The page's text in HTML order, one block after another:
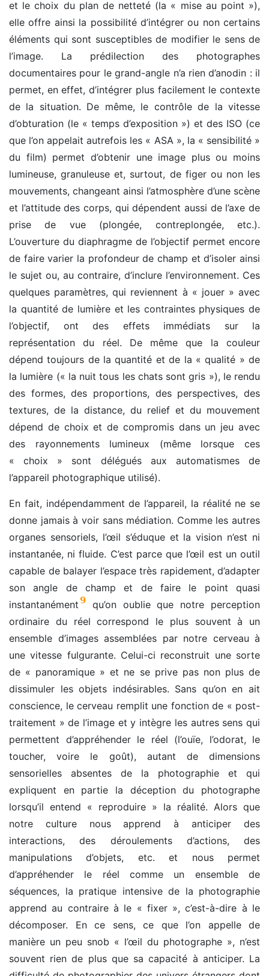
et le choix du plan de netteté (la « mise au point »),
elle offre ainsi la possibilité d’intégrer ou non certains
éléments qui sont susceptibles de modifier le sens de
l’image. La prédilection des photographes
documentaires pour le grand-angle n’a rien d’anodin : il
permet, en effet, d’intégrer plus facilement le contexte
de la situation. De même, le contrôle de la vitesse
d’obturation (le « temps d’exposition ») et des ISO (ce
que l’on appelait autrefois les « ASA », la « sensibilité »
du film) permet d’obtenir une image plus ou moins
lumineuse, granuleuse et, surtout, de figer ou non les
mouvements, changeant ainsi l’atmosphère d’une scène
et l’attitude des corps, qui dépendent aussi de l’axe de
prise de vue (plongée, contreplongée, etc.).
L’ouverture du diaphragme de l’objectif permet encore
de faire varier la profondeur de champ et d’isoler ainsi
le sujet ou, au contraire, d’inclure l’environnement. Ces
quelques paramètres, qui reviennent à « jouer » avec
la quantité de lumière et les contraintes physiques de
l’objectif, ont des effets immédiats sur la
représentation du réel. De même que la couleur
dépend toujours de la quantité et de la « qualité » de
la lumière (« la nuit tous les chats sont gris »), le rendu
des formes, des proportions, des perspectives, des
textures, de la distance, du relief et du mouvement
dépend de choix et de compromis dans un jeu avec
des rayonnements lumineux (même lorsque ces
« choix » sont délégués aux automatismes de
l’appareil photographique utilisé).
En fait, indépendamment de l’appareil, la réalité ne se
donne jamais à voir sans médiation. Comme les autres
organes sensoriels, l’œil s’éduque et la vision n’est ni
instantanée, ni fluide. C’est parce que l’œil est un outil
capable de balayer l’espace très rapidement, d’adapter
son angle de champ et de faire le point quasi
instantanément9 qu’on oublie que notre perception
ordinaire du réel correspond le plus souvent à un
ensemble d’images assemblées par notre cerveau à
une vitesse fulgurante. Celui-ci reconstruit une sorte
de « panoramique » et ne se prive pas non plus de
dissimuler les objets indésirables. Sans qu’on en ait
conscience, le cerveau remplit une fonction de « post-
traitement » de l’image et y intègre les autres sens qui
permettent d’appréhender le réel (l’ouïe, l’odorat, le
toucher, voire le goût), autant de dimensions
sensorielles absentes de la photographie et qui
expliquent en partie la déception du photographe
lorsqu’il entend « reproduire » la réalité. Alors que
notre culture nous apprend à anticiper des
interactions, des déroulements d’actions, des
manipulations d’objets, etc. et nous permet
d’appréhender le réel comme un ensemble de
séquences, la pratique intensive de la photographie
apprend au contraire à le « fixer », c’est-à-dire à le
décomposer. En ce sens, ce que l’on appelle de
manière un peu snob « l’œil du photographe », n’est
souvent rien de plus que sa capacité à anticiper. La